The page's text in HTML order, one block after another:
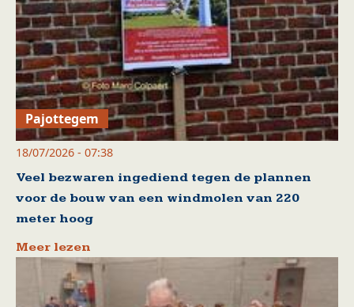
Pajottegem
18/07/2026 - 07:38
Veel bezwaren ingediend tegen de plannen
voor de bouw van een windmolen van 220
meter hoog
Meer lezen